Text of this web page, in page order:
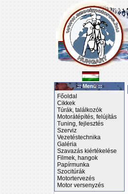
:: Menü ::
Főoldal
Cikkek
Túrák, találkozók
Motorátépítés, felújítás
Tuning, fejlesztés
Szerviz
Vezetéstechnika
Galéria
Szavazás kiértékelése
Filmek, hangok
Papírmunka
Szocitúrák
Motortervezés
Motor versenyzés